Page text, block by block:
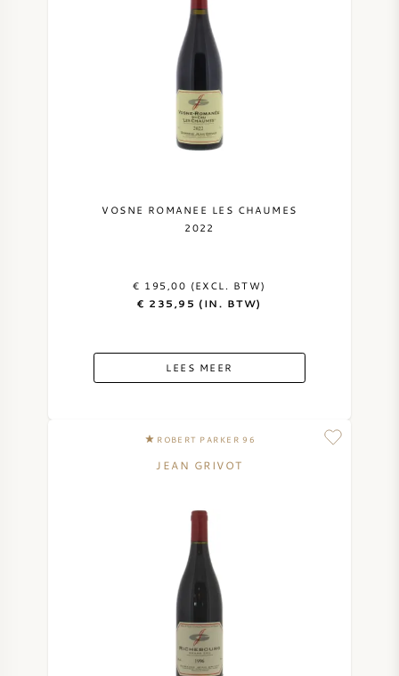
VOSNE ROMANEE LES CHAUMES
2022
€ 195,00 (EXCL. BTW)
€ 235,95 (IN. BTW)
LEES MEER
ROBERT PARKER 96
JEAN GRIVOT